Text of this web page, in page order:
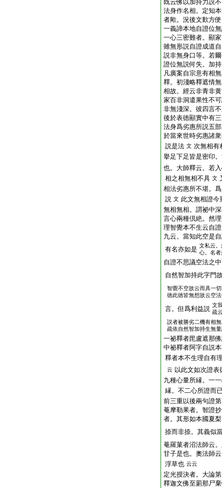
既云佛以加持力説
法身作名相。定知
者歟。況後文歎方
一義諦本地自證位
一心三密難者。顯
雖無形説自證成道
説非無身口等。若
證位無説何失。加
凡廣案自宗意有相
釋。初淺略釋遮情
相故。經云非青非
家百非洞遣果性不
非無淺深。彼四言
後於表徳顯實中有
法身爲劣惠所説五
於當來世時劣惠諸
説是法 文 次無相有
擧足下足皆是密印
也。大師釋云。若入
相之相無相不具 文
相法劣惠所不堪。
説 文 此文無相證今
無相無相。謂祕中
言心兩種倶絶。然
理智覺本不生云自
九云。當知此空是
有名亦如是 文私云
心。名
自證不思議空法之
自然智加持此字門
智覺不空故云而具一
徳此徳皆無想故云空
言。但爲利益説 文
疏
説者被勝劣二機有相
疏依自然智加持生無
一祕釋者毘盧遮那
中祕釋者阿字自説
釋者本不生理自有
云 以此文如次證
九種心量所縁。一
縁。不二心所證而
前三重以後兩句證
菴摩勒果者。智證
者。其形如本國夏
捺而非捺。其義似
菴羅菓者沼法師云
甘子是也。奧法師
浮草也 云云
定光授決者。大論
釋迦文佛至罽那尸